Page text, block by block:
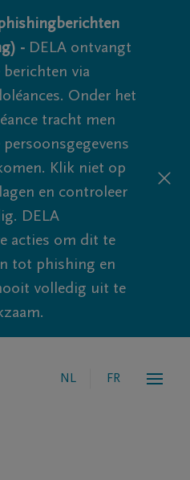
- DELA ontvangt
berichten via
Onder het
tracht men
Klik niet op
en controleer
DELA
acties om dit te
tot phishing en
volledig uit te
NL FR